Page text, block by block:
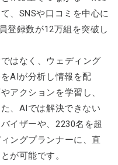
、SNSや口コミを中心に
登録数が12万組を突破し
はなく、ウェディング
AIが分析し情報を配
アクションを学習し、
、AIでは解決できない
イザーや、2230名を超
ングプランナーに、直
が可能です。